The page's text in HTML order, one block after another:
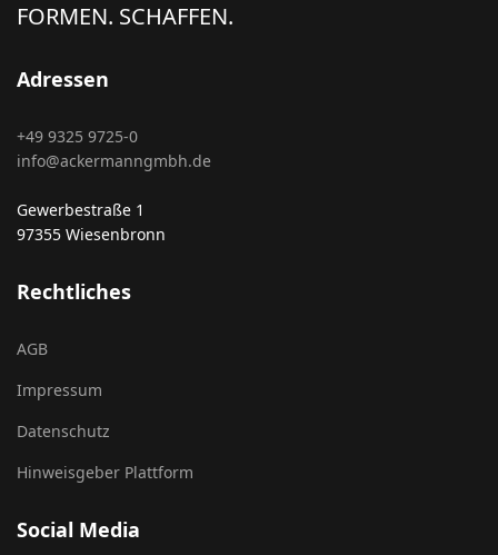
FORMEN. SCHAFFEN.
Adressen
+49 9325 9725-0
info@ackermanngmbh.de
Gewerbestraße 1
97355 Wiesenbronn
Rechtliches
AGB
Impressum
Datenschutz
Hinweisgeber Plattform
Social Media